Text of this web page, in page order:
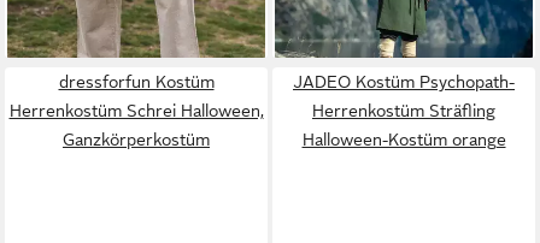
dressforfun Kostüm
Herrenkostüm Schrei Halloween,
Ganzkörperkostüm
JADEO Kostüm Psychopath-
Herrenkostüm Sträfling
Halloween-Kostüm orange